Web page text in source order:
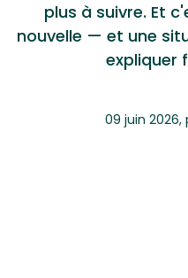
plus à suivre. Et
nouvelle — et une
expliquer
09 juin 2026,